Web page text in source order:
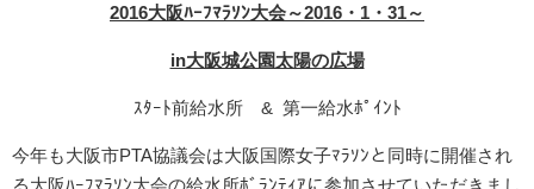
2016大阪ﾊｰﾌﾏﾗｿﾝ大会～2016・1・31～
in大阪城公園太陽の広場
ｽﾀｰﾄ前給水所 & 第一給水ﾎﾟｲﾝﾄ
今年も大阪市PTA協議会は大阪国際女子ﾏﾗｿﾝと同時に開催され
る大阪ﾊｰﾌﾏﾗｿﾝ大会の給水所ﾎﾞﾗﾝﾃｨｱに参加させていただきまし